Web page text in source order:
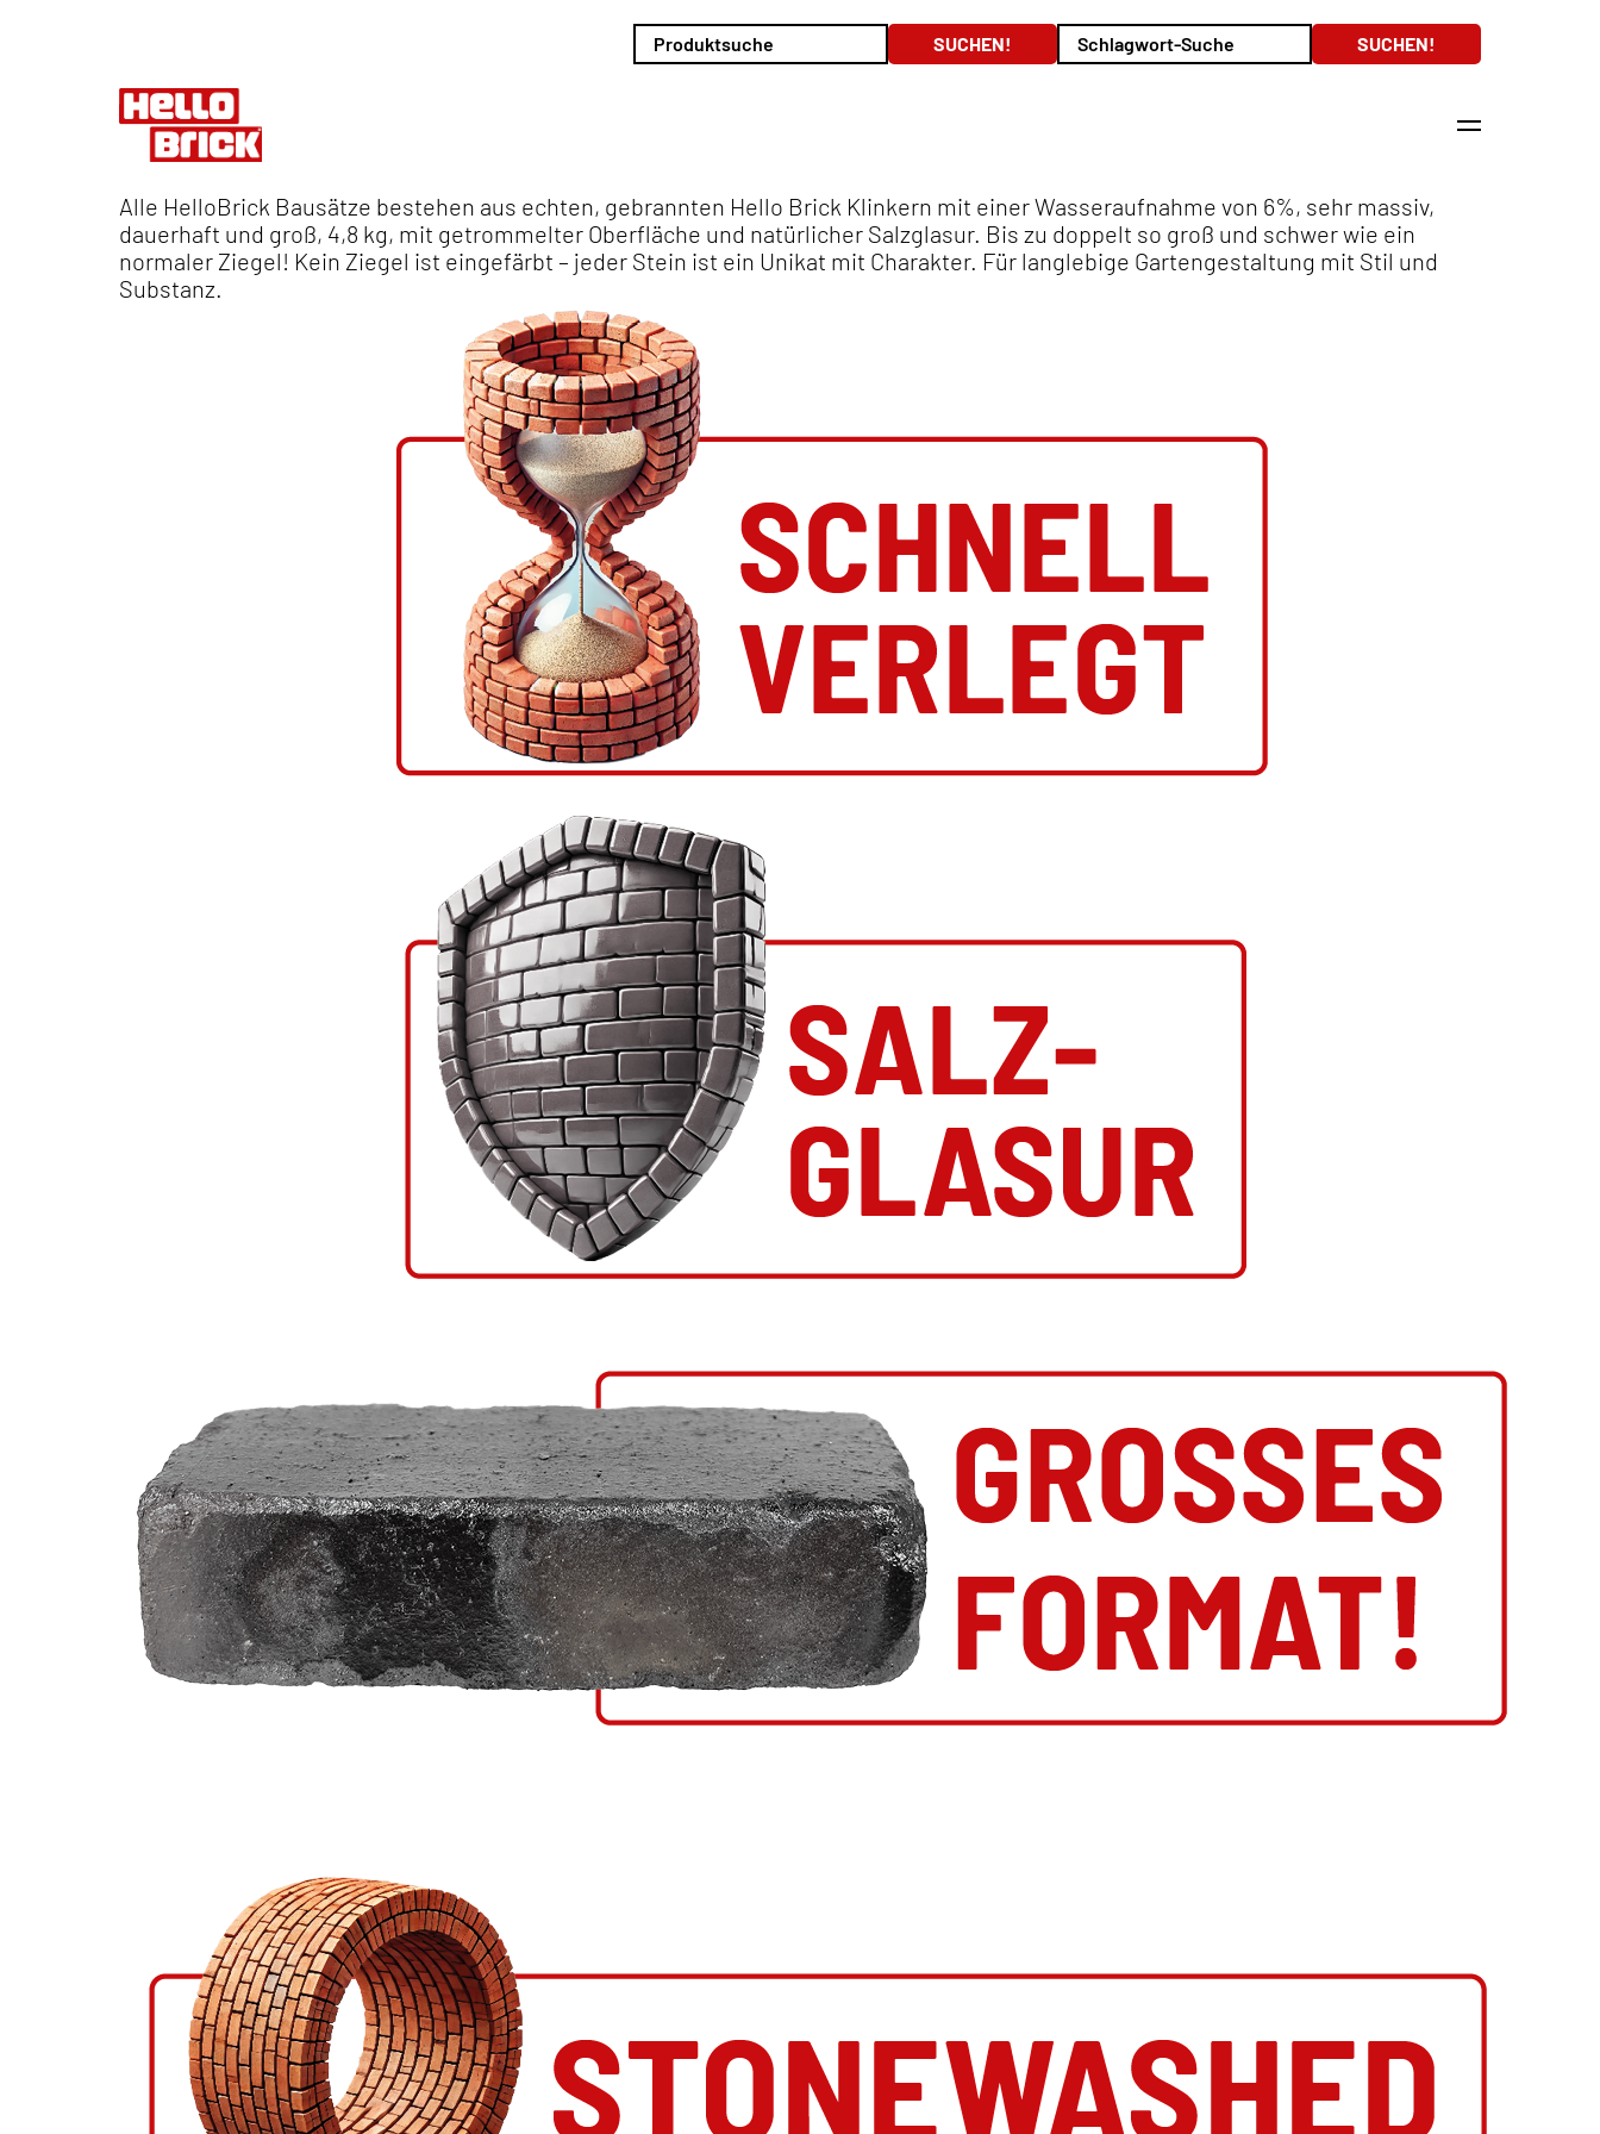
Alle HelloBrick Bausätze bestehen aus echten, gebrannten Hello Brick Klinkern mit einer Wasseraufnahme von 6%, sehr massiv,
dauerhaft und groß, 4,8 kg, mit getrommelter Oberfläche und natürlicher Salzglasur. Bis zu doppelt so groß und schwer wie ein
normaler Ziegel! Kein Ziegel ist eingefärbt – jeder Stein ist ein Unikat mit Charakter. Für langlebige Gartengestaltung mit Stil und
Substanz.